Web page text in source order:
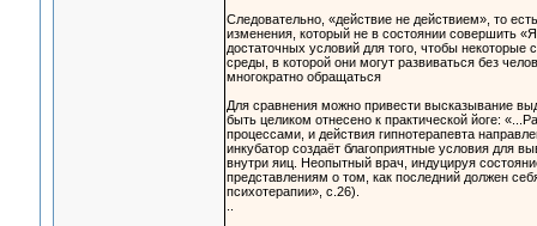
Следовательно, «действие не действием», то
изменения, который не в состоянии совершить
достаточных условий для того, чтобы
среды, в которой они могут развиваться без
многократно обращаться
Для сравнения можно привести высказывание
быть целиком отнесено к практической йоге:
процессами, и действия гипнотерапевта
инкубатор создаёт благоприятные условия для
внутри яиц. Неопытный врач, индуцируя
представлениям о том, как последний должен
психотерапии», с.26).